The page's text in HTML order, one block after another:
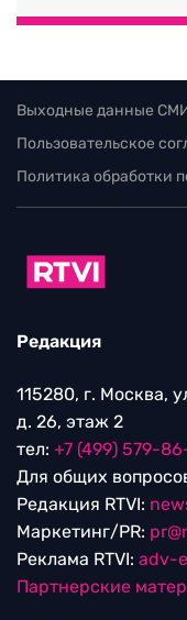
Выходные данные СМИ
Пользовательское
Политика обработки
Редакция
115280, г. Москва,
д. 26, этаж 2
тел: +7 (499) 579-
Для общих
Редакция RTVI:
Маркетинг/PR:
Реклама RTVI: adv-
Партнерские